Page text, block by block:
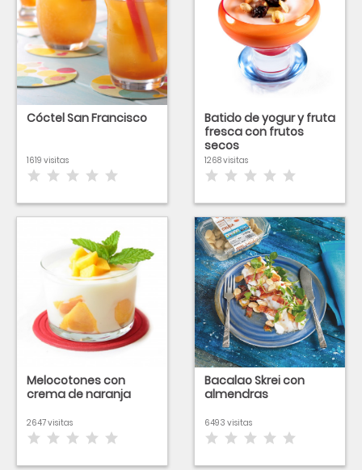
Cóctel San Francisco
1619 visitas
Batido de yogur y fruta
fresca con frutos
secos
1268 visitas
Melocotones con
crema de naranja
2647 visitas
Bacalao Skrei con
almendras
6493 visitas